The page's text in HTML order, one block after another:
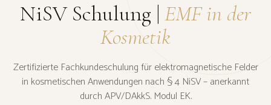
NiSV Schulung | EMF in der
Kosmetik
Zertifizierte Fachkundeschulung für elektromagnetische Felder
in kosmetischen Anwendungen nach § 4 NiSV – anerkannt
durch APV/DAkkS. Modul EK.